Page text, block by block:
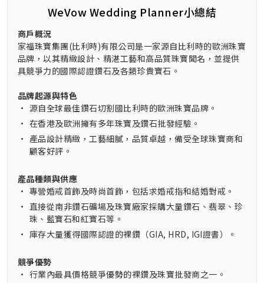
WeVow Wedding Planner小總結
商戶概況
家福珠寶集團(比利時)有限公司是一家源自比利時的歐洲珠寶
品牌，以其精緻設計、精湛工藝和高品質珠寶聞名，並提供
具競爭力的國際認證鑽石及各類珍貴寶石。
品牌起源與特色
• 源自全球最佳鑽石切割國比利時的歐洲珠寶品牌。
• 在香港及歐洲擁有多年珠寶及鑽石批發經驗。
• 產品設計精緻，工藝細膩，品質卓越，備受全球珠寶商和
顧客好評。
產品種類與供應
• 專營婚戒首飾及時尚首飾，包括求婚戒指和結婚對戒。
• 直接從南非鑽石礦場及珠寶廠家採購大量鑽石、翡翠、珍
珠、藍寶石和紅寶石等。
• 庫存大量獲得國際認證的裸鑽（GIA, HRD, IGI證書）。
競爭優勢
• 行業內最具價格競爭優勢的裸鑽及珠寶批發商之一。